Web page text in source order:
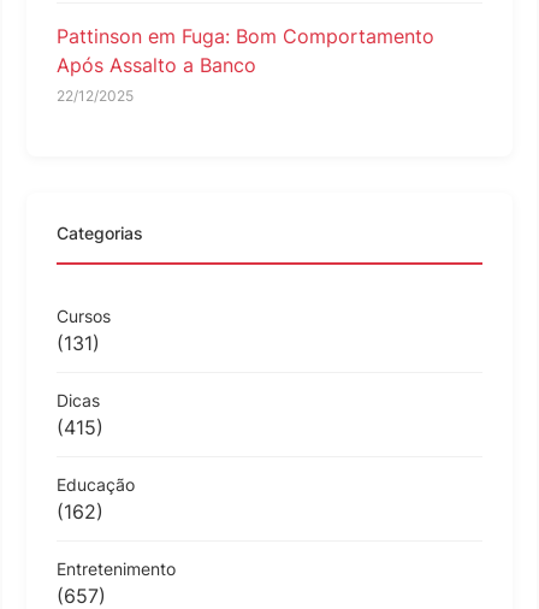
Pattinson em Fuga: Bom Comportamento
Após Assalto a Banco
22/12/2025
Categorias
Cursos
(131)
Dicas
(415)
Educação
(162)
Entretenimento
(657)